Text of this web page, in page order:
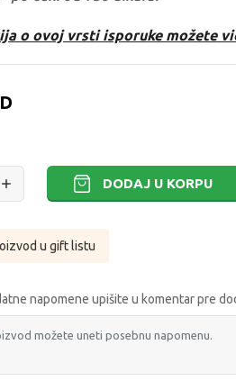
o ovoj vrsti isporuke možete
DODAJ U KORPU
u gift listu
napomene upišite u komentar pre